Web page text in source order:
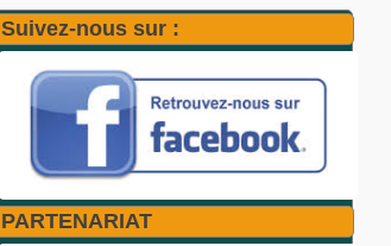
Suivez-nous sur :
PARTENARIAT